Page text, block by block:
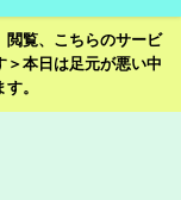
閲覧、こちらのサービ
＞本日は足元が悪い中
。